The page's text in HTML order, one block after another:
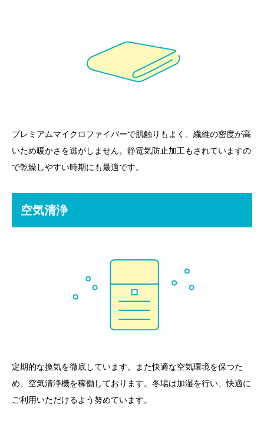
プレミアムマイクロファイバーで肌触りもよく、繊維の密度が高
いため暖かさを逃がしません。静電気防止加工もされていますの
で乾燥しやすい時期にも最適です。
空気清浄
定期的な換気を徹底しています。また快適な空気環境を保つた
め、空気清浄機を稼働しております。冬場は加湿を行い、快適に
ご利用いただけるよう努めています。